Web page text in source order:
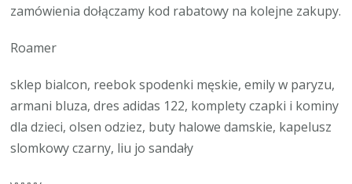
zamówienia dołączamy kod rabatowy na kolejne zakupy.
Roamer
sklep bialcon, reebok spodenki męskie, emily w paryzu,
armani bluza, dres adidas 122, komplety czapki i kominy
dla dzieci, olsen odziez, buty halowe damskie, kapelusz
slomkowy czarny, liu jo sandały